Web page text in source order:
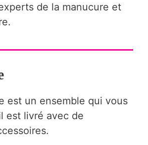
de la manucure et
est un ensemble qui vous
est livré avec de